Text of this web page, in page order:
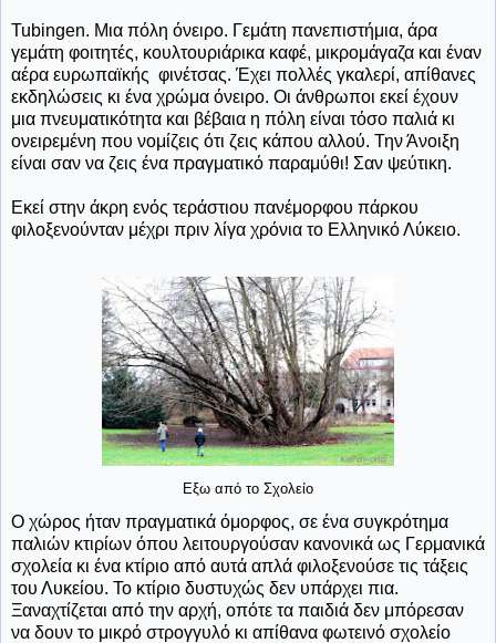
Tubingen. Μια πόλη όνειρο. Γεμάτη πανεπιστήμια, άρα
γεμάτη φοιτητές, κουλτουριάρικα καφέ, μικρομάγαζα και έναν
αέρα ευρωπαϊκής φινέτσας. Έχει πολλές γκαλερί, απίθανες
εκδηλώσεις κι ένα χρώμα όνειρο. Οι άνθρωποι εκεί έχουν
μια πνευματικότητα και βέβαια η πόλη είναι τόσο παλιά κι
ονειρεμένη που νομίζεις ότι ζεις κάπου αλλού. Την Άνοιξη
είναι σαν να ζεις ένα πραγματικό παραμύθι! Σαν ψεύτικη.
Εκεί στην άκρη ενός τεράστιου πανέμορφου πάρκου
φιλοξενούνταν μέχρι πριν λίγα χρόνια το Ελληνικό Λύκειο.
Εξω από το Σχολείο
Ο χώρος ήταν πραγματικά όμορφος, σε ένα συγκρότημα
παλιών κτιρίων όπου λειτουργούσαν κανονικά ως Γερμανικά
σχολεία κι ένα κτίριο από αυτά απλά φιλοξενούσε τις τάξεις
του Λυκείου. Το κτίριο δυστυχώς δεν υπάρχει πια.
Ξαναχτίζεται από την αρχή, οπότε τα παιδιά δεν μπόρεσαν
να δουν το μικρό στρογγυλό κι απίθανα φωτεινό σχολείο